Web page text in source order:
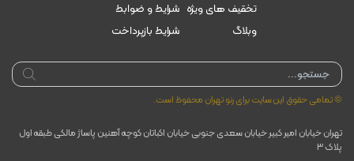
تخقیف های ویژه
وبلاگ
شرایط و ضوابط
شرایط بازپرداخت
Products
search
© تمامی حقوق این سایت برای رنو تهران محفوظ است.
تهران خیابان امیر کبیر خیابان سعدی جنوبی خیابان اکباتان کوچه آهنین پاساژ مالکی طبقه اول
پلاک ۳